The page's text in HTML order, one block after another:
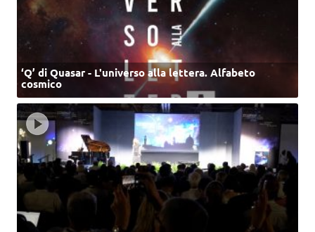
‘Q’ di Quasar - L'universo alla lettera. Alfabeto
cosmico